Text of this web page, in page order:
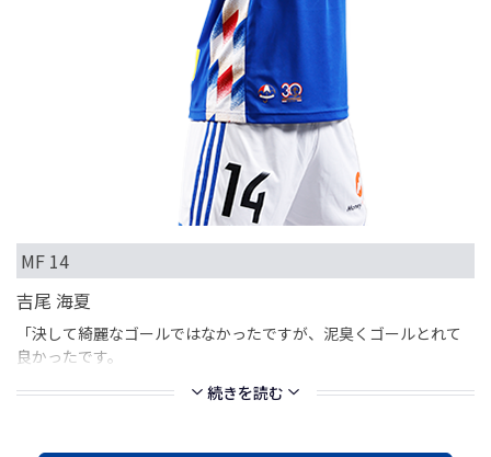
MF 14
吉尾 海夏
「決して綺麗なゴールではなかったですが、泥臭くゴールとれて
良かったです。
続きを読む